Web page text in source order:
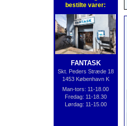
bestilte varer:
FANTASK
Skt. Peders Stræde 18
1453 København K
Man-tors: 11-18.00
Fredag: 11-18.30
Lørdag: 11-15.00